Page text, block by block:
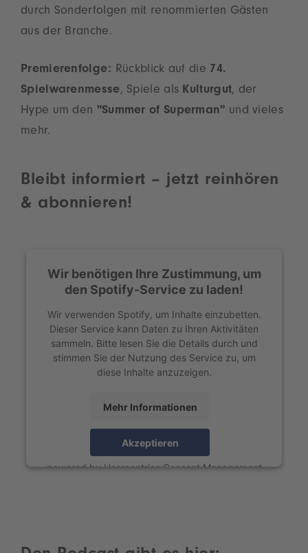
durch Sonderfolgen mit renommierten Gästen
aus der Branche.
Premierenfolge: Rückblick auf die 74.
Spielwarenmesse, Spiele als Kulturgut, der
Hype um den "Summer of Superman" und vieles
mehr.
Bleibt informiert –jetzt reinhören
& abonnieren!
Wir benötigen Ihre Zustimmung, um
den Spotify-Service zu laden!
Wir verwenden Spotify, um Inhalte einzubetten.
Dieser Service kann Daten zu Ihren Aktivitäten
sammeln. Bitte lesen Sie die Details durch und
stimmen Sie der Nutzung des Service zu, um
diese Inhalte anzuzeigen.
Mehr Informationen
Akzeptieren
powered byUsercentrics Consent Management